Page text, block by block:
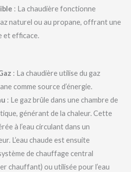
: La chaudière fonctionne
naturel ou au propane, offrant une
et efficace.
: La chaudière utilise du gaz
comme source d’énergie.
: Le gaz brûle dans une chambre de
générant de la chaleur. Cette
à l’eau circulant dans un
L’eau chaude est ensuite
de chauffage central
chauffant) ou utilisée pour l’eau